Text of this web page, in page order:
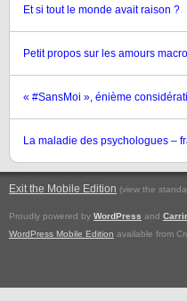
Et si tout le monde avait raison ?
Petit propos sur les amours
« #SansMoi », énième
La maladie des psychologues –
Exit the Mobile Edition (view the
Proudly powered by WordPress and
WordPress Mobile Edition available from